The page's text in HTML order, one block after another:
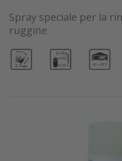
Spray speciale per la
ruggine